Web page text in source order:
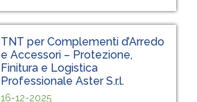
TNT per Complementi d’Arredo
e Accessori – Protezione,
Finitura e Logistica
Professionale Aster S.r.l.
16-12-2025